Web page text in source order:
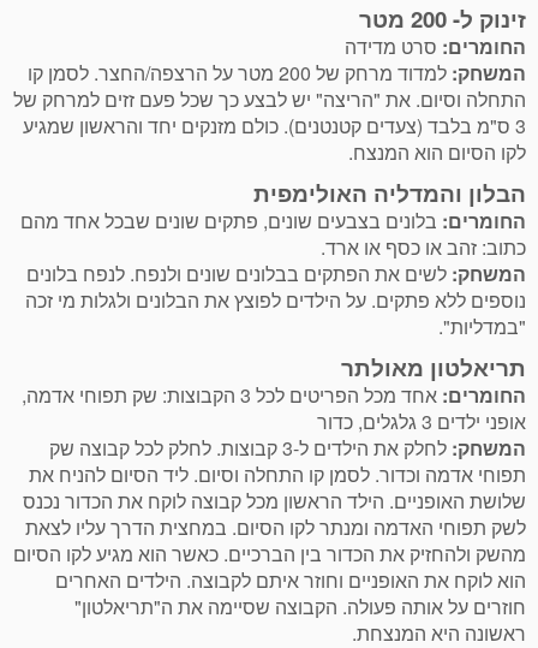
זינוק ל- 200 מטר
החומרים: סרט מדידה
המשחק:
למדוד מרחק של 200 מטר על הרצפה/החצר. לסמן קו
התחלה וסיום. את "הריצה" יש לבצע כך שכל פעם זזים למרחק של
3 ס"מ בלבד (צעדים קטנטנים). כולם מזנקים יחד והראשון שמגיע
לקו הסיום הוא המנצח.
הבלון והמדליה האולימפית
החומרים: בלונים בצבעים שונים, פתקים שונים שבכל אחד מהם
כתוב: זהב או כסף או ארד.
המשחק: לשים את הפתקים בבלונים שונים ולנפח. לנפח בלונים
נוספים ללא פתקים. על הילדים לפוצץ את הבלונים ולגלות מי זכה
"במדליות".
תריאלטון מאולתר
החומרים:
אחד מכל הפריטים לכל 3 הקבוצות: שק תפוחי אדמה,
אופני ילדים 3 גלגלים, כדור
המשחק:
לחלק את הילדים ל-3 קבוצות. לחלק לכל קבוצה שק
תפוחי אדמה וכדור. לסמן קו התחלה וסיום. ליד הסיום להניח את
שלושת האופניים. הילד הראשון מכל קבוצה לוקח את הכדור נכנס
לשק תפוחי האדמה ומנתר לקו הסיום. במחצית הדרך עליו לצאת
מהשק ולהחזיק את הכדור בין הברכיים. כאשר הוא מגיע לקו הסיום
הוא לוקח את האופניים וחוזר איתם לקבוצה. הילדים האחרים
חוזרים על אותה פעולה. הקבוצה שסיימה את ה"תריאלטון"
ראשונה היא המנצחת.